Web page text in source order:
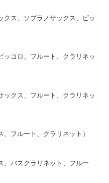
クス、ソプラノサックス、ピッ
ッコロ、フルート、クラリネッ
ックス、フルート、クラリネッ
フルート、クラリネット）
、バスクラリネット、フルー